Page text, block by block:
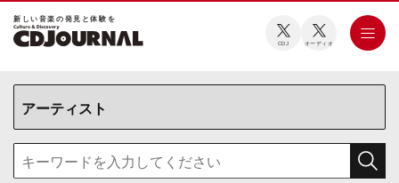
新しい⾳楽の発⾒と体験を
CDJ オーディオ